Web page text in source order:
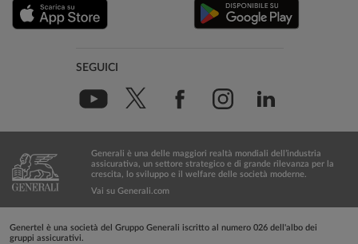
SEGUICI
Generali è una delle maggiori realtà mondiali dell’industria
assicurativa, un settore strategico e di grande rilevanza per la
crescita, lo sviluppo e il welfare delle società moderne.
Vai su Generali.com
Genertel è una società del Gruppo Generali iscritto al numero 026 dell'albo dei
gruppi assicurativi.